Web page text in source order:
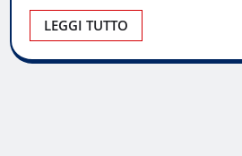
LEGGI TUTTO